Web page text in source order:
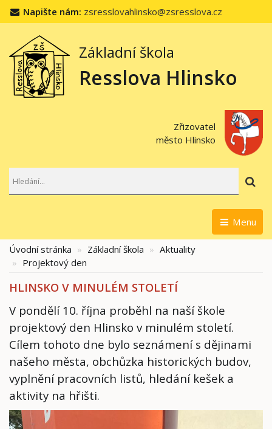
Napište nám: zsresslovahlinsko@zsresslova.cz
Základní škola
Resslova Hlinsko
Zřizovatel
město Hlinsko
Menu
Úvodní stránka Základní škola
Aktuality
Projektový den
HLINSKO V MINULÉM STOLETÍ
V pondělí 10. října proběhl na naší škole
projektový den Hlinsko v minulém století.
Cílem tohoto dne bylo seznámení s dějinami
našeho města, obchůzka historických budov,
vyplnění pracovních listů, hledání kešek a
aktivity na hřišti.